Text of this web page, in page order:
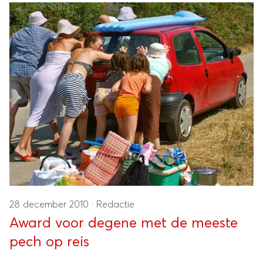
28 december 2010 · Redactie
Award voor degene met de meeste
pech op reis